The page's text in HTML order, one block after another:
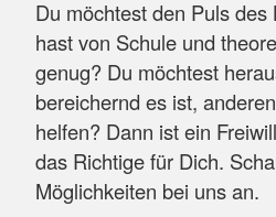
Du möchtest den Puls
hast von Schule und
genug? Du möchtest
bereichernd es ist,
helfen? Dann ist ein
das Richtige für Dich.
Möglichkeiten bei uns an.